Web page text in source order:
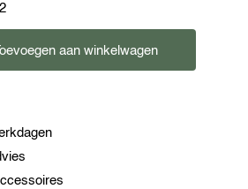
aan winkelwagen